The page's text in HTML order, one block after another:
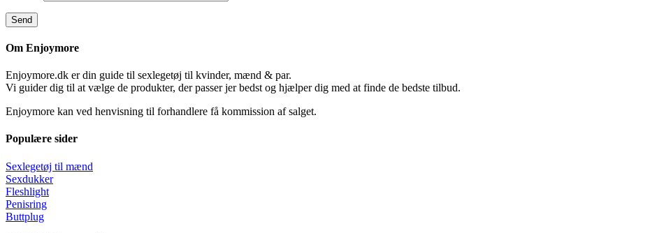
Om Enjoymore
Enjoymore.dk er din guide til sexlegetøj til kvinder, mænd & par.
Vi guider dig til at vælge de produkter, der passer jer bedst og hjælper dig med at finde de bedste tilbud.
Enjoymore kan ved henvisning til forhandlere få kommission af salget.
Populære sider
Sexlegetøj til mænd
Sexdukker
Fleshlight
Penisring
Buttplug